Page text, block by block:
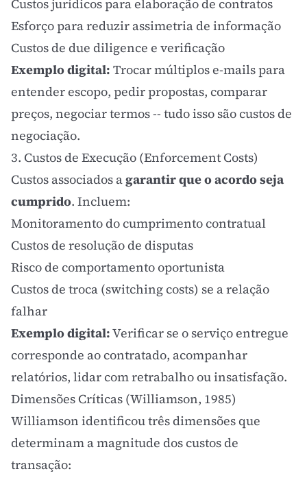
Custos jurídicos para elaboração de contratos
Esforço para reduzir assimetria de informação
Custos de due diligence e verificação
Exemplo digital: Trocar múltiplos e-mails para
entender escopo, pedir propostas, comparar
preços, negociar termos -- tudo isso são custos de
negociação.
3. Custos de Execução (Enforcement Costs)
Custos associados agarantir que o acordo seja
cumprido. Incluem:
Monitoramento do cumprimento contratual
Custos de resolução de disputas
Risco de comportamento oportunista
Custos de troca (switching costs) se a relação
falhar
Exemplo digital:Verificar se o serviço entregue
corresponde ao contratado, acompanhar
relatórios, lidar com retrabalho ou insatisfação.
Dimensões Críticas (Williamson, 1985)
Williamson identificou três dimensões que
determinam a magnitude dos custos de
transação: